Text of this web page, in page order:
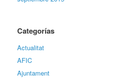
Categorías
Actualitat
AFIC
Ajuntament